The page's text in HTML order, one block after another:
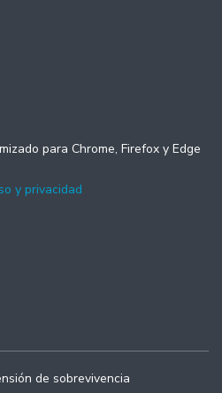
para Chrome, Firefox y Edge
y privacidad
de sobrevivencia